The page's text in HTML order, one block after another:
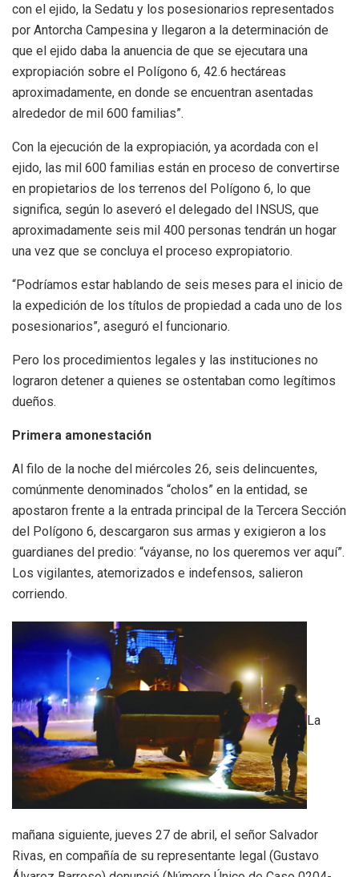
con el ejido, la Sedatu y los posesionarios representados
por Antorcha Campesina y llegaron a la determinación de
que el ejido daba la anuencia de que se ejecutara una
expropiación sobre el Polígono 6, 42.6 hectáreas
aproximadamente, en donde se encuentran asentadas
alrededor de mil 600 familias”.
Con la ejecución de la expropiación, ya acordada con el
ejido, las mil 600 familias están en proceso de convertirse
en propietarios de los terrenos del Polígono 6, lo que
significa, según lo aseveró el delegado del INSUS, que
aproximadamente seis mil 400 personas tendrán un hogar
una vez que se concluya el proceso expropiatorio.
“Podríamos estar hablando de seis meses para el inicio de
la expedición de los títulos de propiedad a cada uno de los
posesionarios”, aseguró el funcionario.
Pero los procedimientos legales y las instituciones no
lograron detener a quienes se ostentaban como legítimos
dueños.
Primera amonestación
Al filo de la noche del miércoles 26, seis delincuentes,
comúnmente denominados “cholos” en la entidad, se
apostaron frente a la entrada principal de la Tercera Sección
del Polígono 6, descargaron sus armas y exigieron a los
guardianes del predio: “váyanse, no los queremos ver aquí”.
Los vigilantes, atemorizados e indefensos, salieron
corriendo.
La
mañana siguiente, jueves 27 de abril, el señor Salvador
Rivas, en compañía de su representante legal (Gustavo